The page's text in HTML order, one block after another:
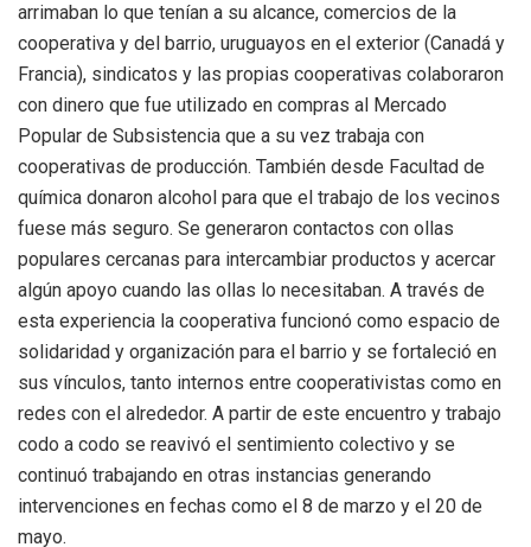
arrimaban lo que tenían a su alcance, comercios de la
cooperativa y del barrio, uruguayos en el exterior (Canadá y
Francia), sindicatos y las propias cooperativas colaboraron
con dinero que fue utilizado en compras al Mercado
Popular de Subsistencia que a su vez trabaja con
cooperativas de producción. También desde Facultad de
química donaron alcohol para que el trabajo de los vecinos
fuese más seguro. Se generaron contactos con ollas
populares cercanas para intercambiar productos y acercar
algún apoyo cuando las ollas lo necesitaban. A través de
esta experiencia la cooperativa funcionó como espacio de
solidaridad y organización para el barrio y se fortaleció en
sus vínculos, tanto internos entre cooperativistas como en
redes con el alrededor. A partir de este encuentro y trabajo
codo a codo se reavivó el sentimiento colectivo y se
continuó trabajando en otras instancias generando
intervenciones en fechas como el 8 de marzo y el 20 de
mayo.